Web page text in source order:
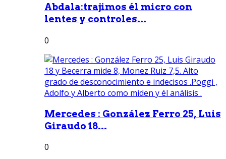
Abdala:trajimos él micro con
lentes y controles...
0
Mercedes : González Ferro 25, Luis
Giraudo 18...
0